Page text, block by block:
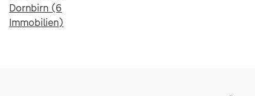
Dornbirn (6
Immobilien)